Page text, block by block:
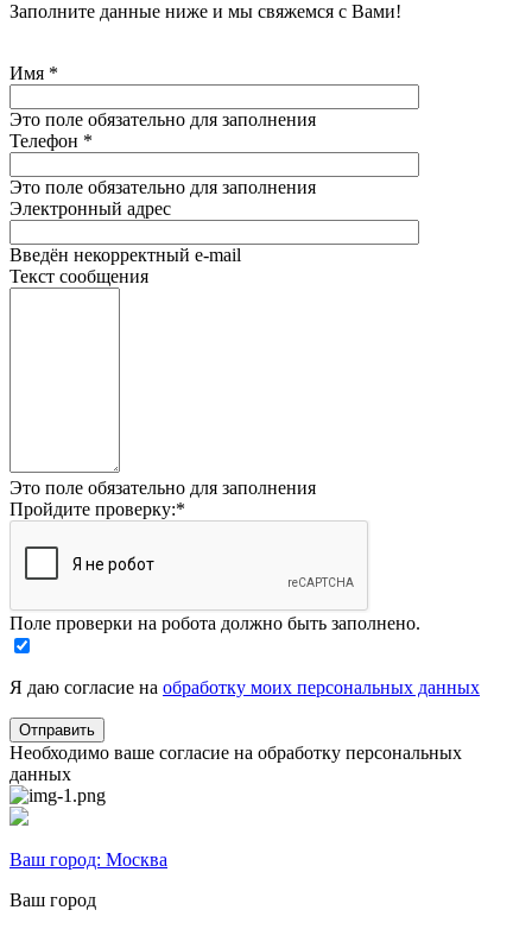
Заполните данные ниже и мы свяжемся с Вами!
Имя *
Это поле обязательно для заполнения
Телефон *
Это поле обязательно для заполнения
Электронный адрес
Введён некорректный e-mail
Текст сообщения
Это поле обязательно для заполнения
Пройдите проверку:*
Поле проверки на робота должно быть заполнено.
Я даю согласие на обработку моих персональных данных
Необходимо ваше согласие на обработку персональных
данных
Ваш город: Москва
Ваш город